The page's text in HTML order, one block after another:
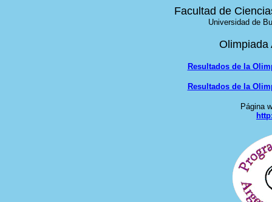
Facultad de
Universidad de
Olimpiada
Resultados de la
Resultados de la
Página